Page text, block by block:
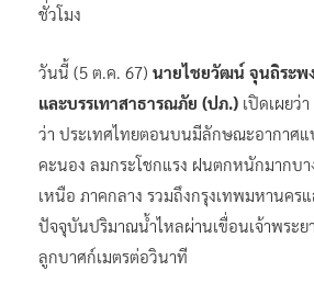
ชั่วโมง
วันนี้​ (5 ต.ค. 67) นายไชยวัฒน์ จุนถิระพ
และบรรเทาสาธารณภัย (ปภ.) เปิดเผยว่
ว่า ประเทศไทยตอนบนมีลักษณะอากาศ
คะนอง ลมกระโชกแรง ฝนตกหนักมากบ
เหนือ ภาคกลาง รวมถึงกรุงเทพมหานคร
ปัจจุบันปริมาณน้ำไหลผ่านเขื่อนเจ้าพระย
ลูกบาศก์เมตรต่อวินาที